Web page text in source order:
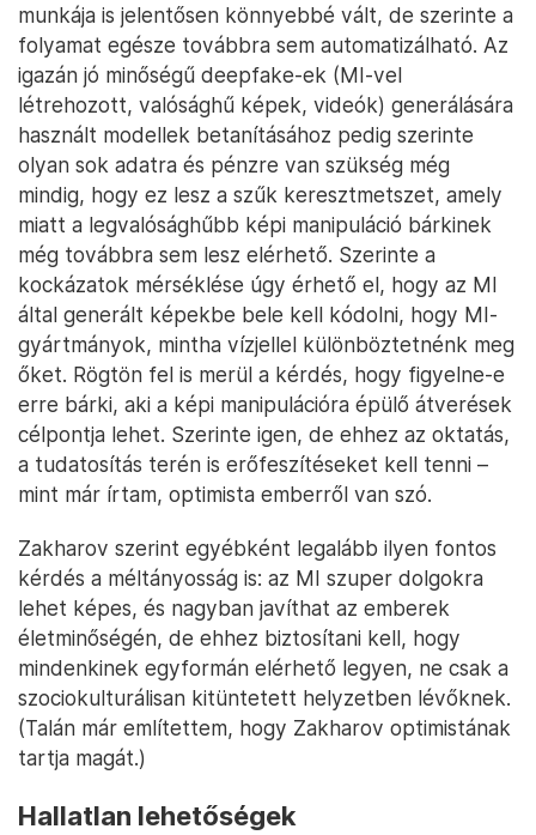
munkája is jelentősen könnyebbé vált, de szerinte a
folyamat egésze továbbra sem automatizálható. Az
igazán jó minőségű deepfake-ek (MI-vel
létrehozott, valósághű képek, videók) generálására
használt modellek betanításához pedig szerinte
olyan sok adatra és pénzre van szükség még
mindig, hogy ez lesz a szűk keresztmetszet, amely
miatt a legvalósághűbb képi manipuláció bárkinek
még továbbra sem lesz elérhető. Szerinte a
kockázatok mérséklése úgy érhető el, hogy az MI
által generált képekbe bele kell kódolni, hogy MI-
gyártmányok, mintha vízjellel különböztetnénk meg
őket. Rögtön fel is merül a kérdés, hogy figyelne-e
erre bárki, aki a képi manipulációra épülő átverések
célpontja lehet. Szerinte igen, de ehhez az oktatás,
a tudatosítás terén is erőfeszítéseket kell tenni –
mint már írtam, optimista emberről van szó.
Zakharov szerint egyébként legalább ilyen fontos
kérdés a méltányosság is: az MI szuper dolgokra
lehet képes, és nagyban javíthat az emberek
életminőségén, de ehhez biztosítani kell, hogy
mindenkinek egyformán elérhető legyen, ne csak a
szociokulturálisan kitüntetett helyzetben lévőknek.
(Talán már említettem, hogy Zakharov optimistának
tartja magát.)
Hallatlan lehetőségek